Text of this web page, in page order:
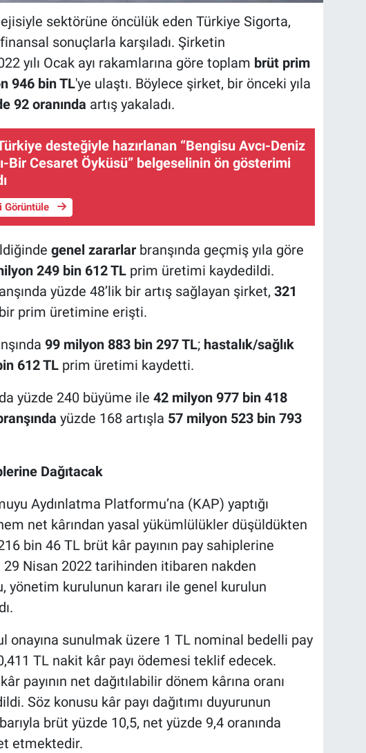
sektörüne öncülük eden Türkiye Sigorta,
finansal sonuçlarla karşıladı. Şirketin
yılı Ocak ayı rakamlarına göre toplam brüt prim
946 bin TL'ye ulaştı. Böylece şirket, bir önceki yıla
92 oranında artış yakaladı.
desteğiyle hazırlanan “Bengisu Avcı-Deniz
Bir Cesaret Öyküsü” belgeselinin ön gösterimi
Görüntüle
genel zararlar branşında geçmiş yıla göre
249 bin 612 TLprim üretimi kaydedildi.
yüzde 48’lik bir artış sağlayan şirket, 321
bir prim üretimine erişti.
99 milyon 883 bin 297 TL; hastalık/sağlık
612 TLprim üretimi kaydetti.
yüzde 240 büyüme ile 42 milyon 977 bin 418
yüzde 168 artışla 57 milyon 523 bin 793
Dağıtacak
Aydınlatma Platformu’na (KAP) yaptığı
net kârından yasal yükümlülükler düşüldükten
bin 46 TL brüt kâr payının pay sahiplerine
29 Nisan 2022 tarihinden itibaren nakden
yönetim kurulunun kararı ile genel kurulun
onayına sunulmak üzere 1 TL nominal bedelli pay
TL nakit kâr payı ödemesi teklif edecek.
payının net dağıtılabilir dönem kârına oranı
Söz konusu kâr payı dağıtımı duyurunun
brüt yüzde 10,5, net yüzde 9,4 oranında
etmektedir.